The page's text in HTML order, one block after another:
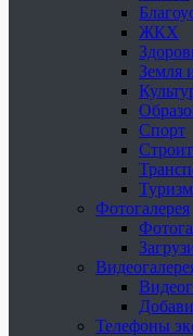
ЖКХ
Земля
Спорт
Туризм
Фотогалерея
Телефоны